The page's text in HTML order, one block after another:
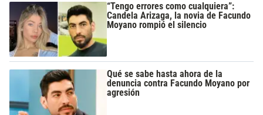
“Tengo errores como cualquiera”:
Candela Arizaga, la novia de Facundo
Moyano rompió el silencio
Qué se sabe hasta ahora de la
denuncia contra Facundo Moyano por
agresión